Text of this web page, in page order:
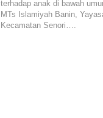
terhadap anak di bawah
MTs Islamiyah Banin,
Kecamatan Senori….